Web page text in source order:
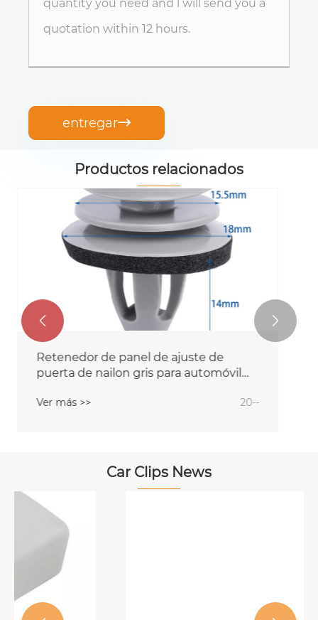
entregar
Productos relacionados
Reemplazo de clips de panel de puerta
de coche para Jeep Grand Cherokee
Ver más >> 20--
 
Car Clips News